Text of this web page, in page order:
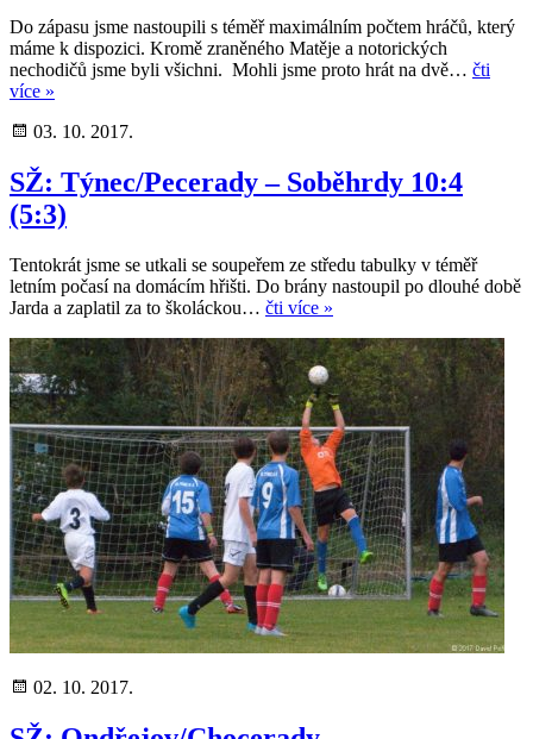
Do zápasu jsme nastoupili s téměř maximálním počtem hráčů, který
máme k dispozici. Kromě zraněného Matěje a notorických
nechodičů jsme byli všichni. Mohli jsme proto hrát na dvě… čti
více »
03. 10. 2017.
SŽ: Týnec/Pecerady – Soběhrdy 10:4
(5:3)
Tentokrát jsme se utkali se soupeřem ze středu tabulky v téměř
letním počasí na domácím hřišti. Do brány nastoupil po dlouhé době
Jarda a zaplatil za to školáckou… čti více »
02. 10. 2017.